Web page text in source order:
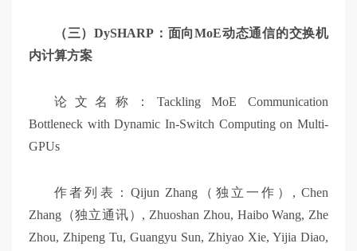
（三）DySHARP：面向MoE动态通信的交换机
内计算方案
论文名称：Tackling MoE Communication
Bottleneck with Dynamic In-Switch Computing on Multi-
GPUs
作者列表：Qijun Zhang（独立一作）, Chen
Zhang（独立通讯）, Zhuoshan Zhou, Haibo Wang, Zhe
Zhou, Zhipeng Tu, Guangyu Sun, Zhiyao Xie, Yijia Diao,